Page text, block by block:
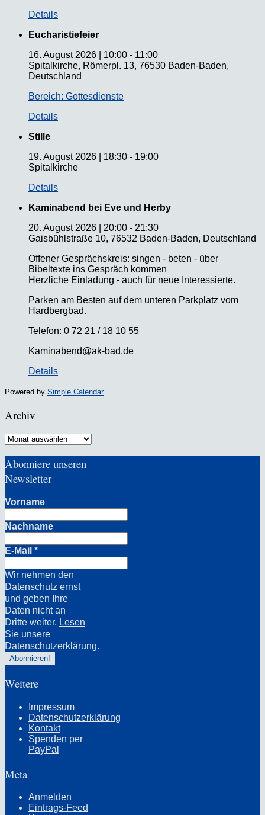
Details
Eucharistiefeier
16. August 2026
10:00 - 11:00
Spitalkirche, Römerpl. 13, 76530 Baden-Baden,
Deutschland
Bereich: Gottesdienste
Details
Stille
19. August 2026
18:30 - 19:00
Spitalkirche
Details
Kaminabend bei Eve und Herby
20. August 2026
20:00 - 21:30
Gaisbühlstraße 10, 76532 Baden-Baden, Deutschland
Offener Gesprächskreis: singen - beten - über
Bibeltexte ins Gespräch kommen
Herzliche Einladung - auch für neue Interessierte.
Parken am Besten auf dem unteren Parkplatz vom
Hardbergbad.
Telefon: 0 72 21 / 18 10 55
Kaminabend@ak-bad.de
Details
Powered by Simple Calendar
Archiv
Archiv
Abonniere unseren
Newsletter
Vorname
Nachname
E-Mail *
Wir nehmen den
Datenschutz ernst
und geben Ihre
Daten nicht an
Dritte weiter. Lesen
Sie unsere
Datenschutzerklärung.
Weitere
Impressum
Datenschutzerklärung
Kontakt
Spenden per
PayPal
Meta
Anmelden
Eintrags-Feed